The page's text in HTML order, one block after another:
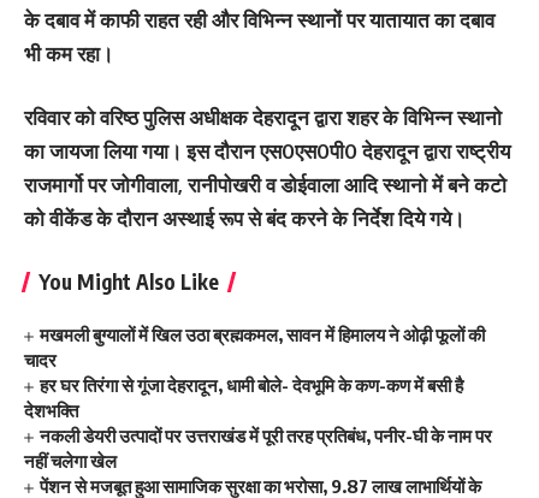
के दबाव में काफी राहत रही और विभिन्न स्थानों पर यातायात का दबाव
भी कम रहा।
रविवार को वरिष्ठ पुलिस अधीक्षक देहरादून द्वारा शहर के विभिन्न स्थानो
का जायजा लिया गया। इस दौरान एस0एस0पी0 देहरादून द्वारा राष्ट्रीय
राजमार्गो पर जोगीवाला, रानीपोखरी व डोईवाला आदि स्थानो में बने कटो
को वीकेंड के दौरान अस्थाई रूप से बंद करने के निर्देश दिये गये।
You Might Also Like
मखमली बुग्यालों में खिल उठा ब्रह्मकमल, सावन में हिमालय ने ओढ़ी फूलों की
चादर
हर घर तिरंगा से गूंजा देहरादून, धामी बोले- देवभूमि के कण-कण में बसी है
देशभक्ति
नकली डेयरी उत्पादों पर उत्तराखंड में पूरी तरह प्रतिबंध, पनीर-घी के नाम पर
नहीं चलेगा खेल
पेंशन से मजबूत हुआ सामाजिक सुरक्षा का भरोसा, 9.87 लाख लाभार्थियों के